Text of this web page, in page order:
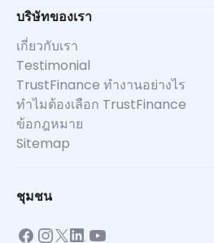
บริษัทของเรา
เกี่ยวกับเรา
Testimonial
TrustFinance ทำงานอย่างไร
ทำไมต้องเลือก TrustFinance
ข้อกฎหมาย
Sitemap
ชุมชน